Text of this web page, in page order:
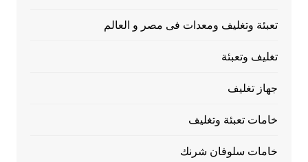
تعبئة وتغليف ومعدات فى مصر و العالم
تغليف وتعبئة
جهاز تغليف
خامات تعبئة وتغليف
خامات سلوفان شرنك